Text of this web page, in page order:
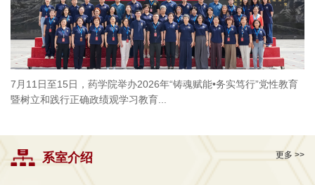
7月11日至15日，药学院举办2026年“铸魂赋能•务实笃行”党性教育
暨树立和践行正确政绩观学习教育...
更多 >>
系室介绍